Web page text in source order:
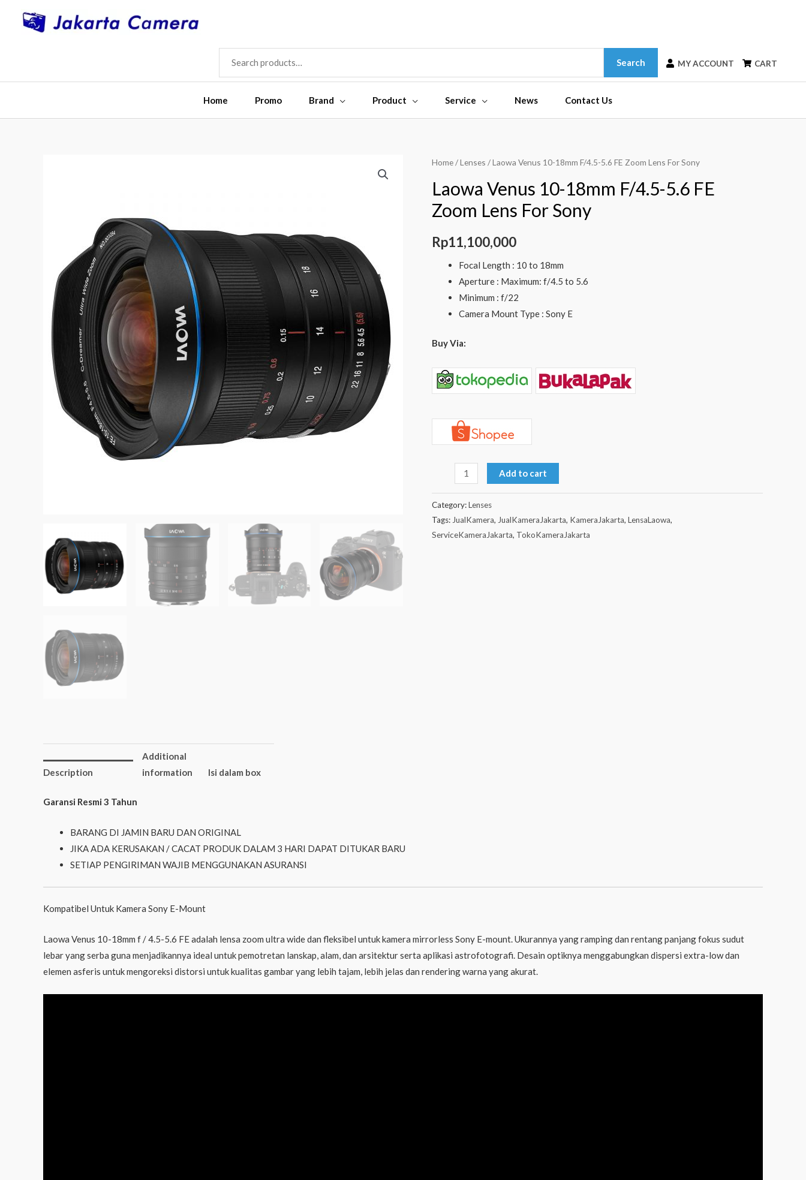
SEARCH
FOR:
Search MY ACCOUNT CART
Home Promo Brand Product Service News Contact Us
Home/Lenses / Laowa Venus 10-18mm F/4.5-5.6 FE Zoom Lens For Sony
Laowa Venus 10-18mm F/4.5-5.6 FE
Zoom Lens For Sony
Rp11,100,000
Focal Length : 10 to 18mm
Aperture : Maximum: f/4.5 to 5.6
Minimum : f/22
Camera Mount Type : Sony E
Buy Via:
Laowa
10-
18mm
5.6
quantity
Add to cart
Category:Lenses
Tags: JualKamera, JualKameraJakarta, KameraJakarta, LensaLaowa,
ServiceKameraJakarta, TokoKameraJakarta
Description
Additional
information
Isi dalam box
Garansi Resmi 3 Tahun
BARANG DI JAMIN BARU DAN ORIGINAL
JIKA ADA KERUSAKAN / CACAT PRODUK DALAM 3 HARI DAPAT DITUKAR BARU
SETIAP PENGIRIMAN WAJIB MENGGUNAKAN ASURANSI
Kompatibel Untuk Kamera Sony E-Mount
Laowa Venus 10-18mm f / 4.5-5.6 FE adalah lensa zoom ultra wide dan fleksibel untuk kamera mirrorless Sony E-mount. Ukurannya yang ramping dan rentang panjang fokus sudut
lebar yang serba guna menjadikannya ideal untuk pemotretan lanskap, alam, dan arsitektur serta aplikasi astrofotografi. Desain optiknya menggabungkan dispersi extra-low dan
elemen asferis untuk mengoreksi distorsi untuk kualitas gambar yang lebih tajam, lebih jelas dan rendering warna yang akurat.